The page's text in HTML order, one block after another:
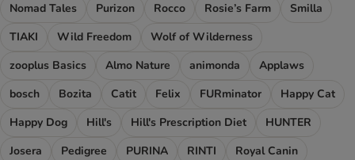
Nomad Tales
Purizon Rocco Rosie’s Farm
Smilla
TIAKI
Wild Freedom
Wolf of Wilderness
zooplus Basics
Almo Nature animonda
Applaws
bosch
Bozita Catit Felix FURminator
Happy Cat
Happy Dog
Hill's Hill's Prescription Diet
HUNTER
Josera
Pedigree PURINA RINTI
Royal Canin